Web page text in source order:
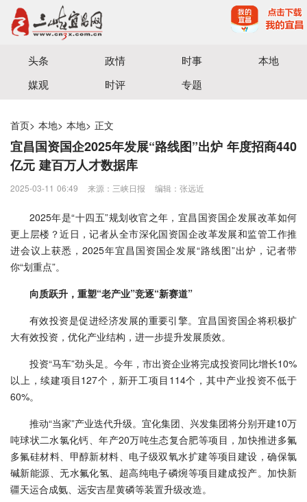
宜昌三峡融媒体中心主办
头条 政情 时事
本地
媒观
时评 专题
首页> 本地> 本地> 正文
宜昌国资国企2025年发展“路线图”出炉 年度招商440
亿元 建百万人才数据库
2025-03-11 06:49 来源：三峡日报 编辑：张远近
2025年是“十四五”规划收官之年，宜昌国资国企发展改革如何
更上层楼？近日，记者从全市深化国资国企改革发展和监管工作推
进会议上获悉，2025年宜昌国资国企发展“路线图”出炉，记者带
你“划重点”。
向质跃升，重塑“老产业”竞逐“新赛道”
有效投资是促进经济发展的重要引擎。宜昌国资国企将积极扩
大有效投资，优化产业结构，进一步提升发展质效。
投资“马车”劲头足。今年，市出资企业将完成投资同比增长10%
以上，续建项目127个，新开工项目114个，其中产业投资不低于
60%。
推动“当家”产业迭代升级。宜化集团、兴发集团将分别开建10万
吨球状二水氯化钙、年产20万吨生态复合肥等项目，加快推进多氟
多氟硅材料、甲醇新材料、电子级双氧水扩建等项目建设，确保氯
碱新能源、无水氟化氢、超高纯电子磷焥等项目建成投产。加快新
疆天运合成氨、远安吉星黄磷等装置升级改造。